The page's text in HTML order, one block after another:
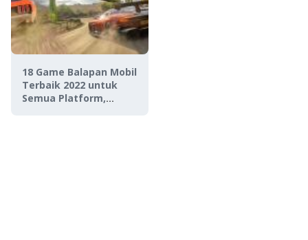
18 Game Balapan Mobil
Terbaik 2022 untuk
Semua Platform,